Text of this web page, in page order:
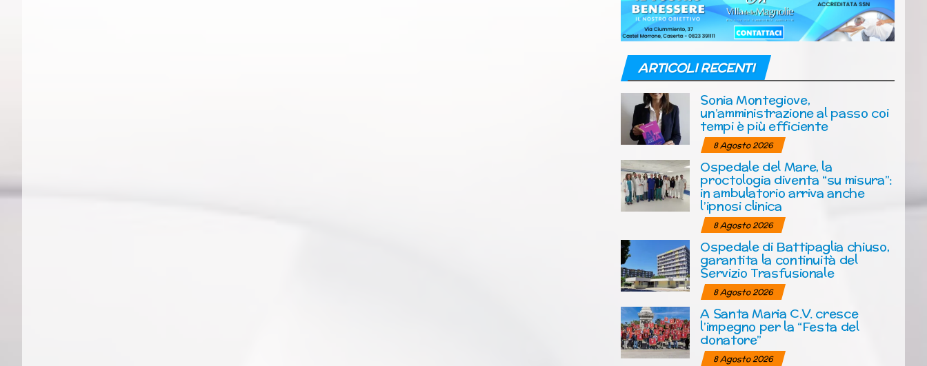
ARTICOLI RECENTI
Sonia Montegiove,
un’amministrazione al passo coi
tempi è più efficiente
8 Agosto 2026
Ospedale del Mare, la
proctologia diventa “su misura”:
in ambulatorio arriva anche
l’ipnosi clinica
8 Agosto 2026
Ospedale di Battipaglia chiuso,
garantita la continuità del
Servizio Trasfusionale
8 Agosto 2026
A Santa Maria C.V. cresce
l’impegno per la “Festa del
donatore”
8 Agosto 2026